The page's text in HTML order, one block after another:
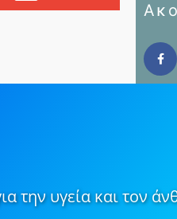
την υγεία και τον